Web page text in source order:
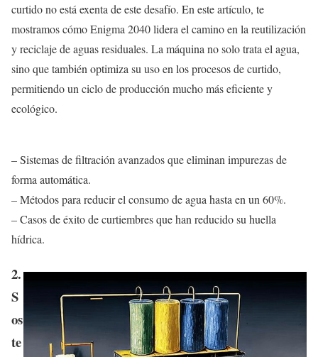
curtido no está exenta de este desafío. En este artículo, te
mostramos cómo Enigma 2040 lidera el camino en la reutilización
y reciclaje de aguas residuales. La máquina no solo trata el agua,
sino que también optimiza su uso en los procesos de curtido,
permitiendo un ciclo de producción mucho más eficiente y
ecológico.
– Sistemas de filtración avanzados que eliminan impurezas de
forma automática.
– Métodos para reducir el consumo de agua hasta en un 60%.
– Casos de éxito de curtiembres que han reducido su huella
hídrica.
2.
S
os
te